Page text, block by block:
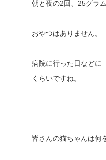
朝と夜の2回、25グラ
おやつはありません。
病院に行った日などに
くらいですね。
皆さんの猫ちゃんは何